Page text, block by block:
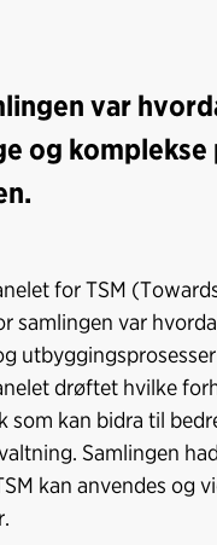
var
og
for TSM
samlingen var
drøftet hvilke
som kan bidra til
Samlingen
kan anvendes og